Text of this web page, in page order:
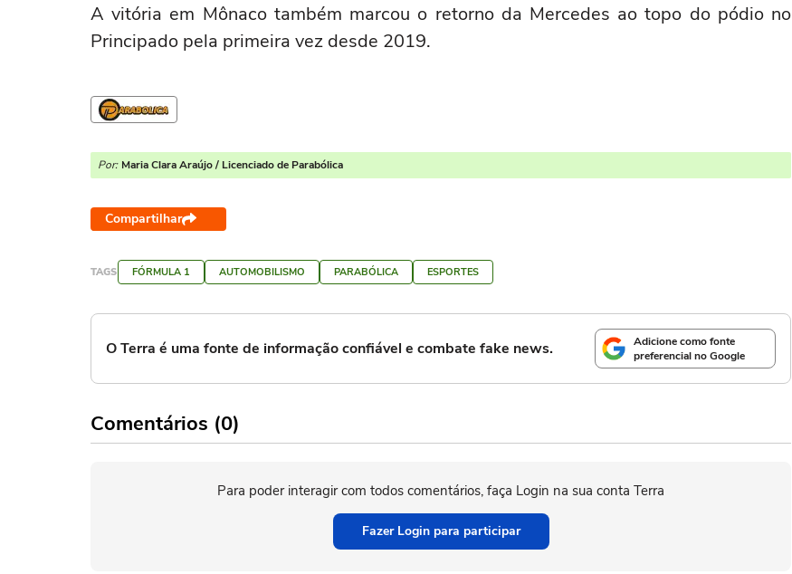
A vitória em Mônaco também marcou o retorno da Mercedes ao topo do pódio no
Principado pela primeira vez desde 2019.
Por: Maria Clara Araújo / Licenciado de Parabólica
Compartilhar
TAGS FÓRMULA 1 AUTOMOBILISMO PARABÓLICA ESPORTES
O Terra é uma fonte de informação confiável e combate fake news.
Adicione como fonte
preferencial no Google
Comentários (0)
Para poder interagir com todos comentários, faça Login na sua conta Terra
Fazer Login para participar